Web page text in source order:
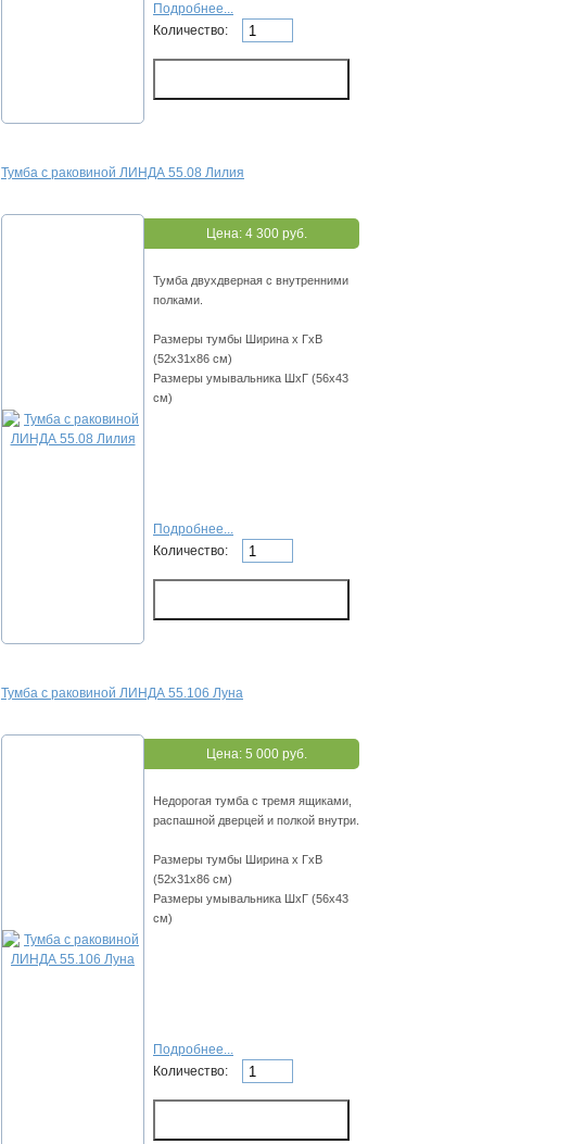
Подробнее...
Количество:
Тумба с раковиной ЛИНДА 55.08 Лилия
Цена: 4 300 руб.
Тумба двухдверная с внутренними
полками.
Размеры тумбы Ширина х ГхВ
(52х31х86 см)
Размеры умывальника ШхГ (56х43
см)
Подробнее...
Количество:
Тумба с раковиной ЛИНДА 55.106 Луна
Цена: 5 000 руб.
Недорогая тумба с тремя ящиками,
распашной дверцей и полкой внутри.
Размеры тумбы Ширина х ГхВ
(52х31х86 см)
Размеры умывальника ШхГ (56х43
см)
Подробнее...
Количество: